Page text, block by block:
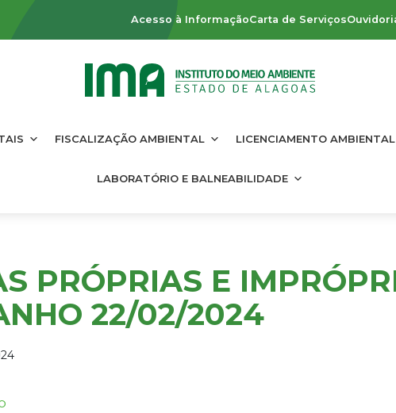
Acesso à InformaçãoCarta de Serviços
FISCALIZAÇÃO AMBIENTAL LICENCIAMENTO AMBIENTAL
LABORATÓRIO E BALNEABILIDADE
PRÓPRIAS E
22/02/2024